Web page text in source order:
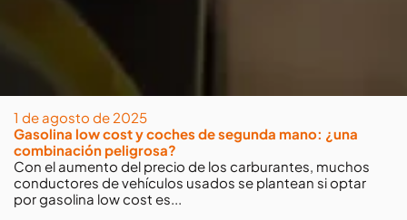
1 de agosto de 2025
Gasolina low cost y coches de segunda mano: ¿una
combinación peligrosa?
Con el aumento del precio de los carburantes, muchos
conductores de vehículos usados se plantean si optar
por gasolina low cost es...